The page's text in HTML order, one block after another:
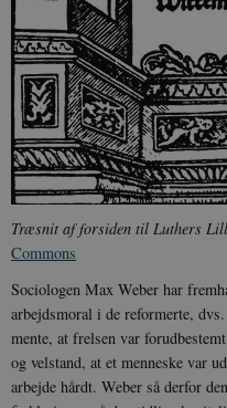
Træsnit af forsiden til Luthers
Commons
Sociologen Max Weber har
arbejdsmoral i de reformerte,
mente, at frelsen var
og velstand, at et menneske var
arbejde hårdt. Weber så derfor